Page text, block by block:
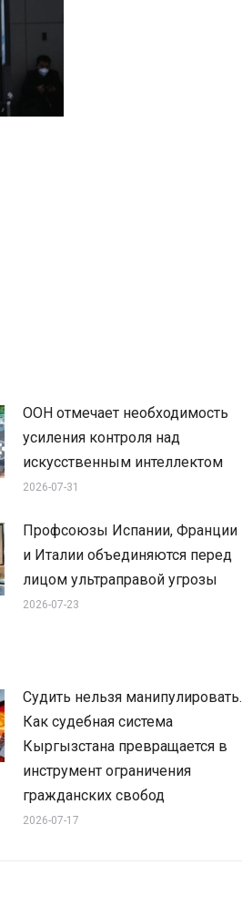
ООН отмечает необходимость
усиления контроля над
искусственным интеллектом
2026-07-31
Профсоюзы Испании, Франции
и Италии объединяются перед
лицом ультраправой угрозы
2026-07-23
Судить нельзя манипулировать.
Как судебная система
Кыргызстана превращается в
инструмент ограничения
гражданских свобод
2026-07-17